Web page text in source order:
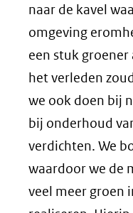
naar de kavel
omgeving
een stuk groener
het verleden
we ook doen bij
bij onderhoud
verdichten. We
waardoor we de
veel meer groen